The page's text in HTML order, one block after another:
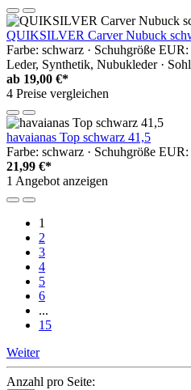
QUIKSILVER Carver Nubuck
Farbe: schwarz · Schuhgröße
Leder, Synthetik, Nubukleder ·
ab 19,00 €*
4 Preise vergleichen
havaianas Top schwarz 41,5
Farbe: schwarz · Schuhgröße
21,99 €*
1 Angebot anzeigen
1
2
3
4
5
6
...
15
Weiter
Anzahl pro Seite: